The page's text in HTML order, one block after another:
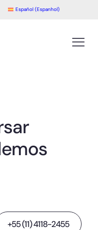
Español (Espanhol)
+55 (11) 4118-2455